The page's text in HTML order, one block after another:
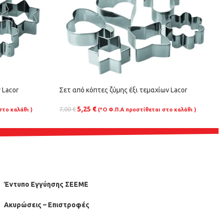
Lacor
καλάθι )
Σετ από κόπτες ζύμης έξι τεμαχίων Lacor
7,00€ 5,25 € (*Ο Φ.Π.Α προστίθεται στο καλάθι )
Έντυπο Εγγύησης ΣΕΕΜΕ
Ακυρώσεις – Επιστροφές